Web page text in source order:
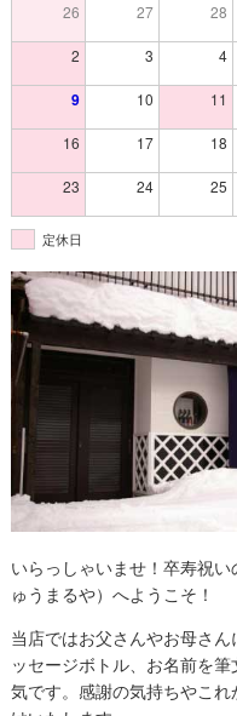
26 27 28
2 3 4
9 10 11
16 17 18
23 24 25
定休日
いらっしゃいませ！卒寿祝
ゅうまるや）へようこそ！
当店ではお父さんやお母さ
ッセージボトル、お名前を
気です。感謝の気持ちやこ